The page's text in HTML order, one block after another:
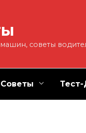
советы
Советы